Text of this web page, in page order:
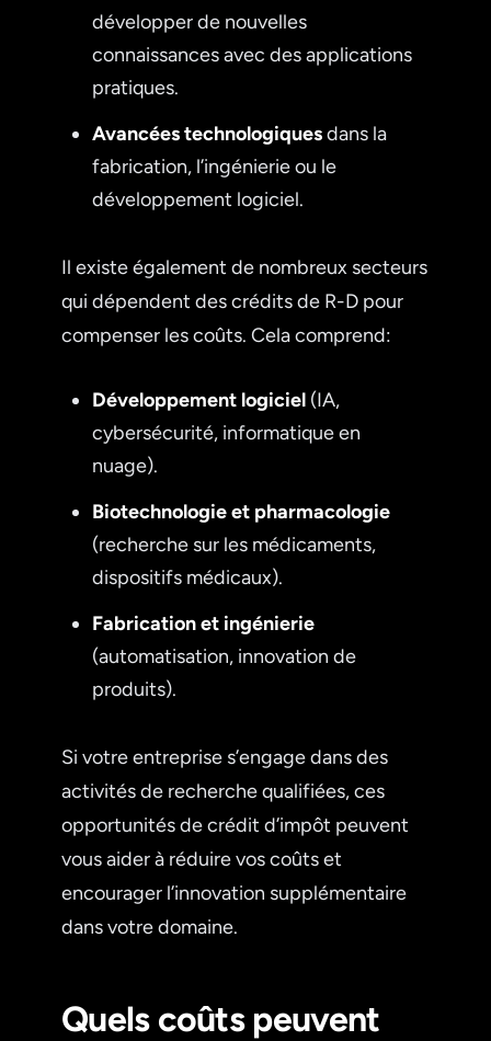
développer de nouvelles
connaissances avec des applications
pratiques.
Avancées technologiquesdans la
fabrication, l’ingénierie ou le
développement logiciel.
Il existe également de nombreux secteurs
qui dépendent des crédits de R-D pour
compenser les coûts. Cela comprend:
Développement logiciel (IA,
cybersécurité, informatique en
nuage).
Biotechnologie et pharmacologie
(recherche sur les médicaments,
dispositifs médicaux).
Fabrication et ingénierie
(automatisation, innovation de
produits).
Si votre entreprise s’engage dans des
activités de recherche qualifiées, ces
opportunités de crédit d’impôt peuvent
vous aider à réduire vos coûts et
encourager l’innovation supplémentaire
dans votre domaine.
Quels coûts peuvent